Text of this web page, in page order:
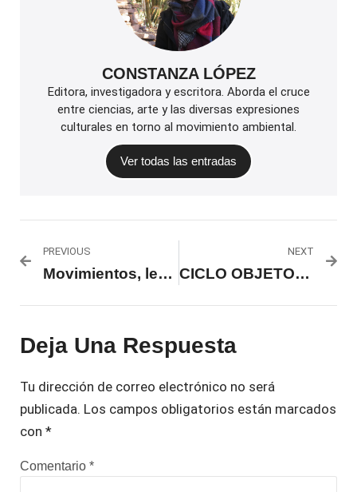
CONSTANZA LÓPEZ
Editora, investigadora y escritora. Aborda el cruce
entre ciencias, arte y las diversas expresiones
culturales en torno al movimiento ambiental.
Ver todas las entradas
PREVIOUS
Movimientos, lenguajes y realidades
NEXT
CICLO OBJETO: redescubrirnos en la materia
Deja Una Respuesta
Tu dirección de correo electrónico no será
publicada. Los campos obligatorios están marcados
con *
Comentario *